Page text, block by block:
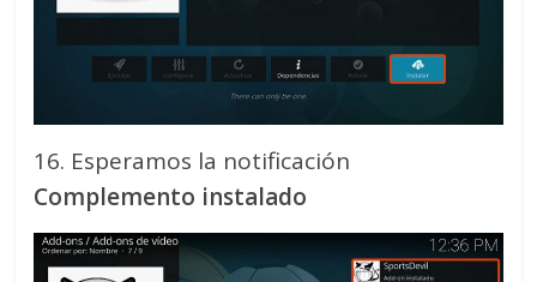
16. Esperamos la notificación
Complemento instalado